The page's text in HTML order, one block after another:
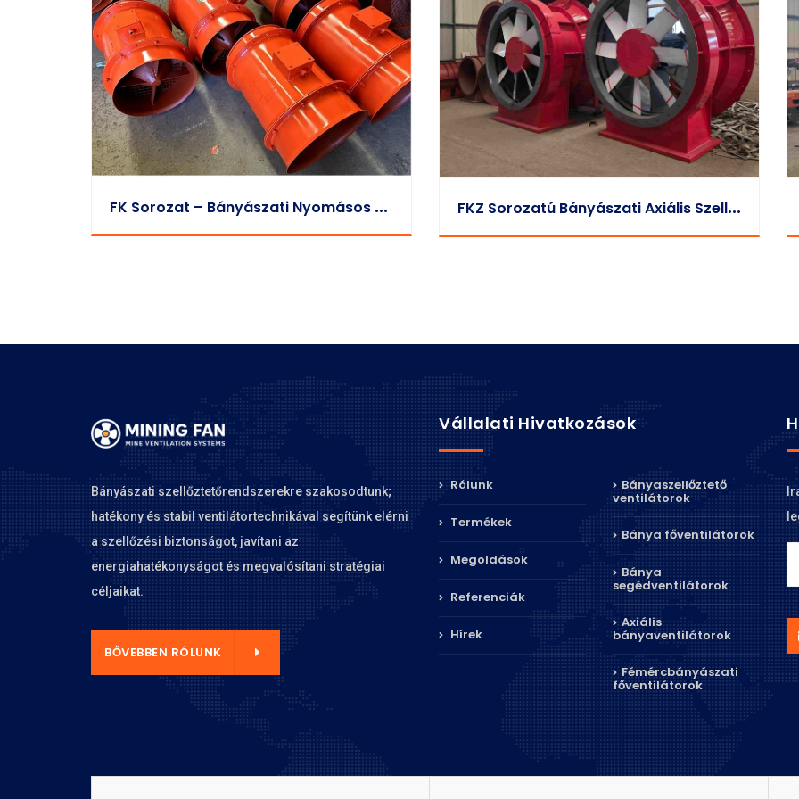
F
K Sorozat – Bányászati Nyomásos Axiális Helyi Ventilátor F
KZ Sorozatú Bányászati Axiális Szellőztető Ventilátor
Bányászati szellőztetőrendszerekre szakosodtunk;
hatékony és stabil ventilátortechnikával segítünk elérni
a szellőzési biztonságot, javítani az
energiahatékonyságot és megvalósítani stratégiai
céljaikat.
BŐVEBBEN RÓLUNK
Vállalati Hivatkozások
Rólunk
Termékek
Megoldások
Referenciák
Hírek
Bányaszellőztető
ventilátorok
Bánya főventilátorok
Bánya
segédventilátorok
Axiális
bányaventilátorok
Fémércbányászati
főventilátorok